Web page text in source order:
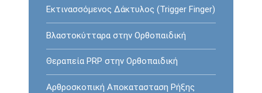
Εκτινασσόμενος Δάκτυλος (Trigger Finger)
Βλαστοκύτταρα στην Ορθοπαιδική
Θεραπεία PRP στην Ορθοπαιδική
Αρθροσκοπική Αποκατασταση Ρήξης